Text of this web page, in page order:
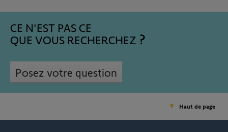
CE N'EST PAS CE
QUE VOUS RECHERCHEZ
Posez votre question
Haut de page